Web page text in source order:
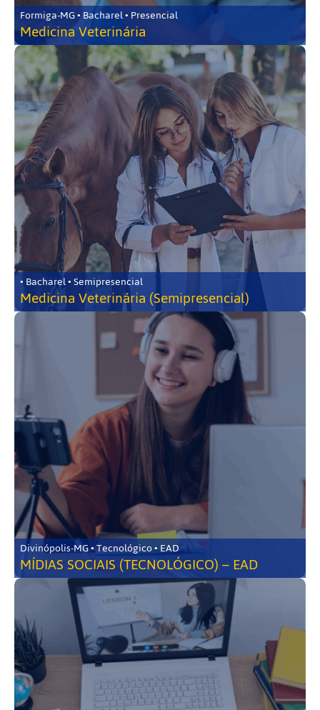
Formiga-MG • Bacharel • Presencial
Medicina Veterinária
• Bacharel • Semipresencial
Medicina Veterinária (Semipresencial)
Divinópolis-MG • Tecnológico • EAD
MÍDIAS SOCIAIS (TECNOLÓGICO) – EAD